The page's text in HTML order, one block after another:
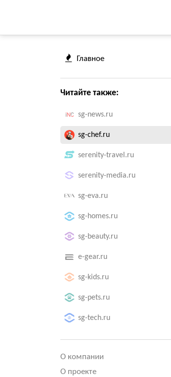
Главное
Читайте также:
sg-news.ru
sg-chef.ru
serenity-travel.ru
serenity-media.ru
sg-eva.ru
sg-homes.ru
sg-beauty.ru
e-gear.ru
sg-kids.ru
sg-pets.ru
sg-tech.ru
О компании
О проекте